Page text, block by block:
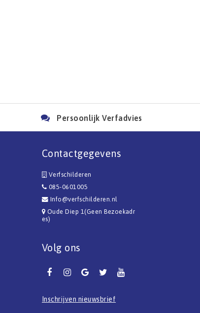
Persoonlijk Verfadvies
Contactgegevens
Verfschilderen
085-0601005
Info@verfschilderen.nl
Oude Diep 1(Geen Bezoekadr
es)
Volg ons
Inschrijven nieuwsbrief